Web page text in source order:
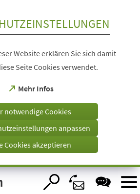
Website erklären Sie sich damit
Seite Cookies verwendet.
Mehr Infos
(Öffnet
einem
Tab)
notwendige Cookies
anpassen
Cookies akzeptieren